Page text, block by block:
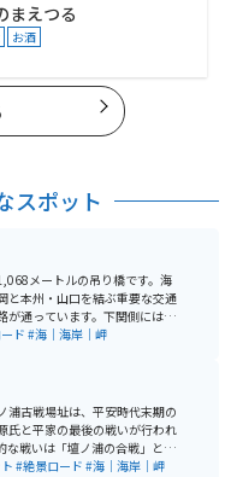
まえつる
お酒
スポット
メートルの吊り橋です。海
と本州・山口を結ぶ重要な交通
が通っています。下関側には壇
りのみ）があり、門司側にも
楽しむことができます。また、
のふぐや夏には活イカを使った
店など、美味しいグルメスポッ
ド #海｜海岸｜岬
浦古戦場址は、平安時代末期の
氏と平家の最後の戦いが行われ
な戦いは「壇ノ浦の合戦」とし
そ川公園」として整備されて
#絶景ロード #海｜海岸｜岬